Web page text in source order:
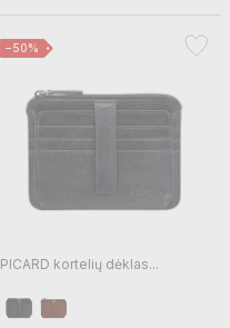
−50%
PICARD kortelių dėklas...